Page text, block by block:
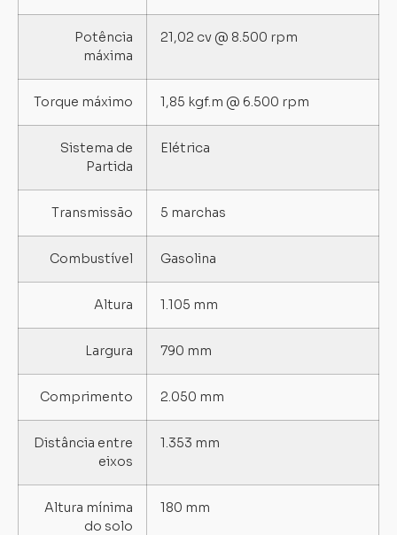
Potência
máxima
21,02 cv @ 8.500 rpm
Torque máximo 1,85 kgf.m @ 6.500 rpm
Sistema de
Partida
Elétrica
Transmissão 5 marchas
Combustível Gasolina
Altura 1.105 mm
Largura 790 mm
Comprimento 2.050 mm
Distância entre
eixos
1.353 mm
Altura mínima
do solo
180 mm